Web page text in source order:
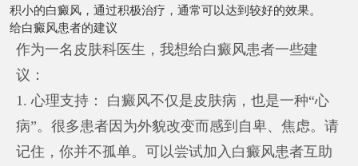
积小的白癜风，通过积极治疗，通常可以达到较好的效果。
给白癜风患者的建议
作为一名皮肤科医生，我想给白癜风患者一些建
议：
1. 心理支持： 白癜风不仅是皮肤病，也是一种“心
病”。很多患者因为外貌改变而感到自卑、焦虑。请
记住，你并不孤单。可以尝试加入白癜风患者互助